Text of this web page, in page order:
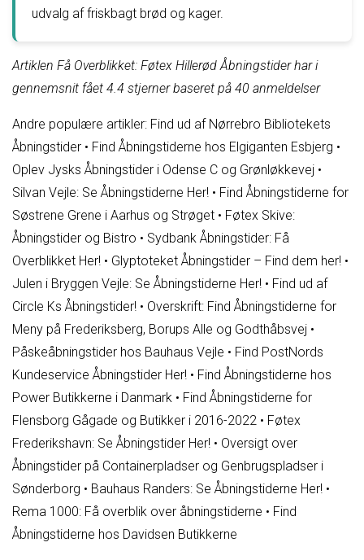
udvalg af friskbagt brød og kager.
Artiklen Få Overblikket: Føtex Hillerød Åbningstider har i
gennemsnit fået 4.4 stjerner baseret på 40 anmeldelser
Andre populære artikler: Find ud af Nørrebro Bibliotekets
Åbningstider • Find Åbningstiderne hos Elgiganten Esbjerg •
Oplev Jysks Åbningstider i Odense C og Grønløkkevej •
Silvan Vejle: Se Åbningstiderne Her! • Find Åbningstiderne for
Søstrene Grene i Aarhus og Strøget • Føtex Skive:
Åbningstider og Bistro • Sydbank Åbningstider: Få
Overblikket Her! • Glyptoteket Åbningstider – Find dem her! •
Julen i Bryggen Vejle: Se Åbningstiderne Her! • Find ud af
Circle Ks Åbningstider! • Overskrift: Find Åbningstiderne for
Meny på Frederiksberg, Borups Alle og Godthåbsvej •
Påskeåbningstider hos Bauhaus Vejle • Find PostNords
Kundeservice Åbningstider Her! • Find Åbningstiderne hos
Power Butikkerne i Danmark • Find Åbningstiderne for
Flensborg Gågade og Butikker i 2016-2022 • Føtex
Frederikshavn: Se Åbningstider Her! • Oversigt over
Åbningstider på Containerpladser og Genbrugspladser i
Sønderborg • Bauhaus Randers: Se Åbningstiderne Her! •
Rema 1000: Få overblik over åbningstiderne • Find
Åbningstiderne hos Davidsen Butikkerne